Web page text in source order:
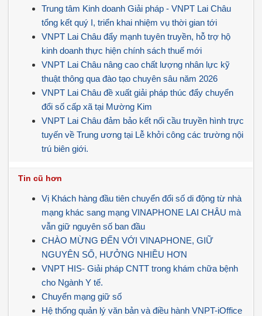
Trung tâm Kinh doanh Giải pháp - VNPT Lai Châu
tổng kết quý I, triển khai nhiệm vụ thời gian tới
VNPT Lai Châu đẩy mạnh tuyên truyền, hỗ trợ hộ
kinh doanh thực hiện chính sách thuế mới
VNPT Lai Châu nâng cao chất lượng nhân lực kỹ
thuật thông qua đào tạo chuyên sâu năm 2026
VNPT Lai Châu đề xuất giải pháp thúc đẩy chuyển
đổi số cấp xã tại Mường Kim
VNPT Lai Châu đảm bảo kết nối cầu truyền hình trực
tuyến về Trung ương tại Lễ khởi công các trường nội
trú biên giới.
Tin cũ hơn
Vị Khách hàng đầu tiên chuyển đổi số di động từ nhà
mạng khác sang mạng VINAPHONE LAI CHÂU mà
vẫn giữ nguyên số ban đầu
CHÀO MỪNG ĐẾN VỚI VINAPHONE, GIỮ
NGUYÊN SỐ, HƯỞNG NHIỀU HƠN
VNPT HIS- Giải pháp CNTT trong khám chữa bệnh
cho Ngành Y tế.
Chuyển mạng giữ số
Hệ thống quản lý văn bản và điều hành VNPT-iOffice